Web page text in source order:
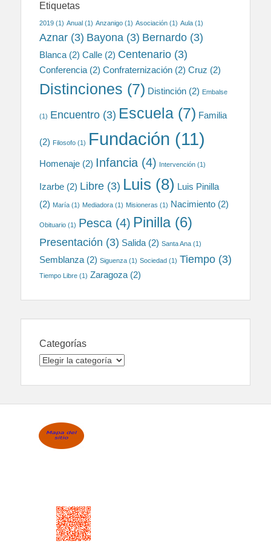
Etiquetas
2019 (1) Anual (1) Anzanigo (1) Asociación (1) Aula (1)
Aznar (3) Bayona (3) Bernardo (3)
Blanca (2) Calle (2) Centenario (3)
Conferencia (2) Confraternización (2) Cruz (2)
Distinciones (7) Distinción (2) Embalse
(1) Encuentro (3) Escuela (7) Familia
(2) Filosofo (1) Fundación (11)
Homenaje (2) Infancia (4) Intervención (1)
Izarbe (2) Libre (3) Luis (8) Luis Pinilla
(2) María (1) Mediadora (1) Misioneras (1) Nacimiento (2)
Obituario (1) Pesca (4) Pinilla(6)
Presentación (3) Salida (2) Santa Ana (1)
Semblanza (2) Siguenza (1) Sociedad (1) Tiempo (3)
Tiempo Libre (1) Zaragoza (2)
Categorías
Categorías